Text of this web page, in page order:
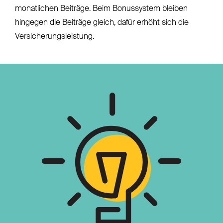
monatlichen Beiträge. Beim Bonussystem bleiben
hingegen die Beiträge gleich, dafür erhöht sich die
Versicherungsleistung.